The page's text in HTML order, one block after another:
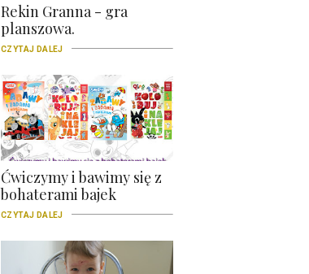
Rekin Granna - gra
planszowa.
CZYTAJ DALEJ
Ćwiczymy i bawimy się z
bohaterami bajek
CZYTAJ DALEJ